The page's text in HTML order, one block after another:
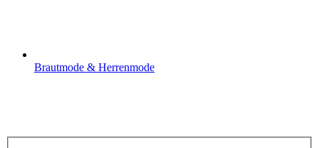
Brautmode & Herrenmode